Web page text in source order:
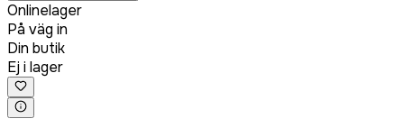
Onlinelager
På väg in
Din butik
Ej i lager